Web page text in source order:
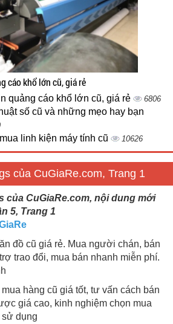
cáo khổ lớn cũ, giá rẻ
quảng cáo khổ lớn cũ, giá rẻ 6806
số cũ và những mẹo hay bạn
linh kiện máy tính cũ 10626
của CuGiaRe.com, Trang 1
của CuGiaRe.com, nội dung mới
5, Trang 1
đồ cũ giá rẻ. Mua người chán, bán
trao đổi, mua bán nhanh miễn phí.
hàng cũ giá tốt, tư vấn cách bán
giá cao, kinh nghiệm chọn mua
sử dụng